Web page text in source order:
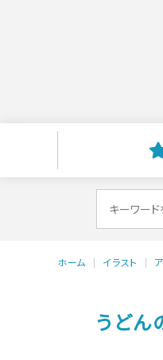
象:
ホーム イラスト
うどん